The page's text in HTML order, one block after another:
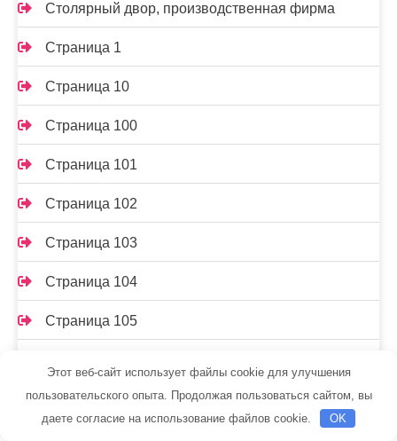
Столярный двор, производственная фирма
Страница 1
Страница 10
Страница 100
Страница 101
Страница 102
Страница 103
Страница 104
Страница 105
Страница 107
Этот веб-сайт использует файлы cookie для улучшения
пользовательского опыта. Продолжая пользоваться сайтом, вы
даете согласие на использование файлов cookie.
OK